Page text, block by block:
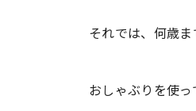
それでは、何歳
おしゃぶりを使